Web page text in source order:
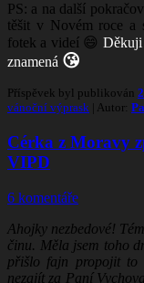
PS: a na další
těšit v Novém roce a
fotek a videí 😄Děkuji
znamená 😘
Příspěvek byl publikován
vánoční výprask | Autor:
Cérka z Moravy
VIPD
6 komentáře
Ahojky nezbedové!
činu. Měla jsem toho
přišlo fajn propojit to
nezajít za Paní